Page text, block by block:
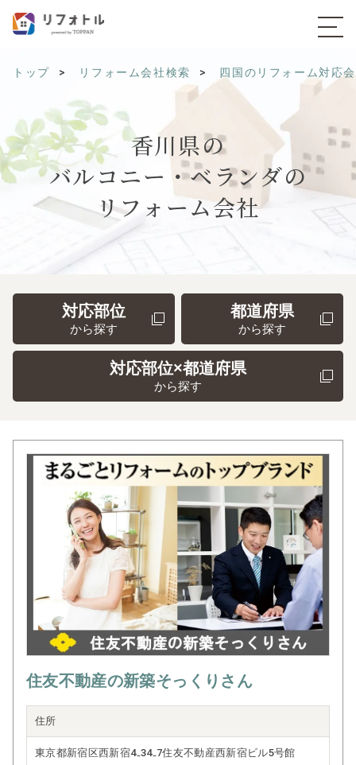
トップ リフォーム会社検索 四国のリフォーム対応
香川県の
バルコニー・ベランダの
リフォーム会社
対応部位
から探す
都道府県
から探す
対応部位×都道府県
から探す
住友不動産の新築そっくりさん
住所
東京都新宿区西新宿4₋34₋7住友不動産西新宿ビル5号館